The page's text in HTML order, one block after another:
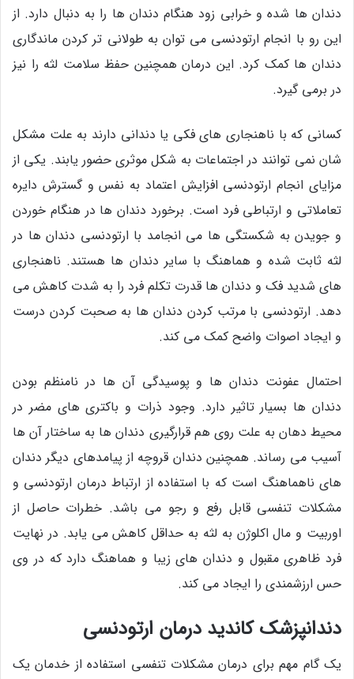
دندان ها شده و خرابی زود هنگام دندان ها را به دنبال دارد. از
این رو با انجام ارتودنسی می توان به طولانی تر کردن ماندگاری
دندان ها کمک کرد. این درمان همچنین حفظ سلامت لثه را نیز
در برمی گیرد.
کسانی که با ناهنجاری های فکی یا دندانی دارند به علت مشکل
شان نمی توانند در اجتماعات به شکل موثری حضور یابند. یکی از
مزایای انجام ارتودنسی افزایش اعتماد به نفس و گسترش دایره
تعاملاتی و ارتباطی فرد است. برخورد دندان ها در هنگام خوردن
و جویدن به شکستگی ها می انجامد با ارتودنسی دندان ها در
لثه ثابت شده و هماهنگ با سایر دندان ها هستند. ناهنجاری
های شدید فک و دندان ها قدرت تکلم فرد را به شدت کاهش می
دهد. ارتودنسی با مرتب کردن دندان ها به صحبت کردن درست
و ایجاد اصوات واضح کمک می کند.
احتمال عفونت دندان ها و پوسیدگی آن ها در نامنظم بودن
دندان ها بسیار تاثیر دارد. وجود ذرات و باکتری های مضر در
محیط دهان به علت روی هم قرارگیری دندان ها به ساختار آن ها
آسیب می رساند. همچنین دندان قروچه از پیامدهای دیگر دندان
های ناهماهنگ است که با استفاده از ارتباط درمان ارتودنسی و
مشکلات تنفسی قابل رفع و رجو می باشد. خطرات حاصل از
اوربیت و مال اکلوژن به لثه به حداقل کاهش می یابد. در نهایت
فرد ظاهری مقبول و دندان های زیبا و هماهنگ دارد که در وی
حس ارزشمندی را ایجاد می کند.
دندانپزشک کاندید درمان ارتودنسی
یک گام مهم برای درمان مشکلات تنفسی استفاده از خدمان یک